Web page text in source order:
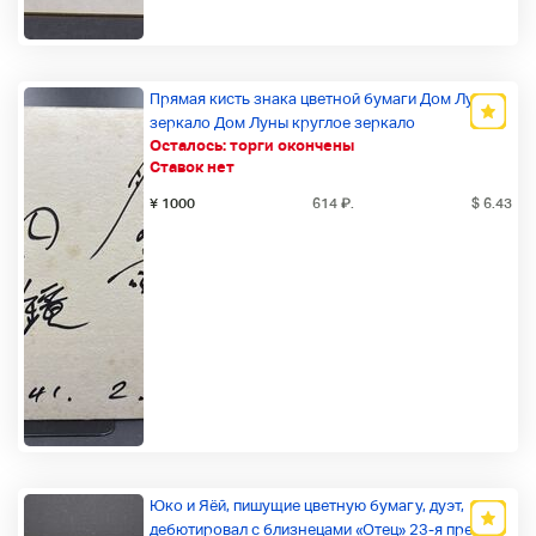
Осталось: торги окончены
Ставок нет
Прямая кисть знака цветной бумаги Дом Луны
зеркало Дом Луны круглое зеркало
Новый товар
¥ 1000 614 ₽. $ 6.43
Юко и Яёй, пишущие цветную бумагу, дуэт,
дебютировал с близнецами «Отец» 23-я премия